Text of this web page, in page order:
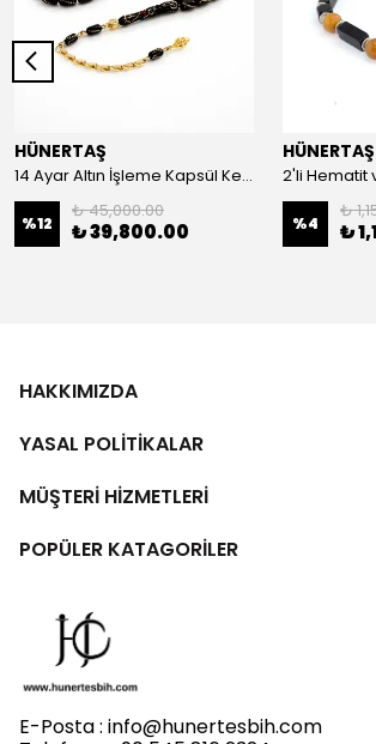
HÜNERTAŞ
14 Ayar Altın İşleme Kapsül Kesim Oltu Taşı Tespih
%12
₺ 45,000.00
₺ 39,800.00
HÜNERTAŞ
%4
₺
₺
HAKKIMIZDA
YASAL POLİTİKALAR
MÜŞTERİ HİZMETLERİ
POPÜLER KATAGORİLER
E-Posta : info@hunertesbih.com